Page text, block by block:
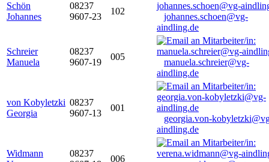
Schön
Johannes
08237
9607-23
102
johannes.schoen@vg-
aindling.de
Schreier
Manuela
08237
9607-19
005
manuela.schreier@vg-
aindling.de
von Kobyletzki
Georgia
08237
9607-13
001
georgia.von-
aindling.de
Widmann
08237
006